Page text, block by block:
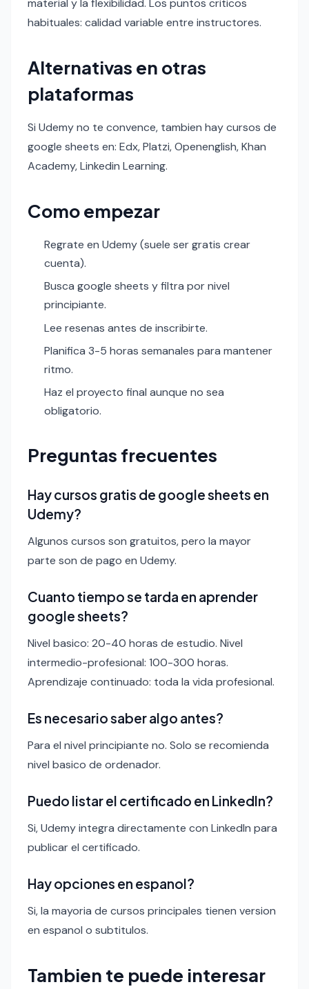
material y la flexibilidad. Los puntos criticos
habituales: calidad variable entre instructores.
Alternativas en otras
plataformas
Si Udemy no te convence, tambien hay cursos de
google sheets en: Edx, Platzi, Openenglish, Khan
Academy, Linkedin Learning.
Como empezar
Regrate en Udemy (suele ser gratis crear
cuenta).
Busca google sheets y filtra por nivel
principiante.
Lee resenas antes de inscribirte.
Planifica 3-5 horas semanales para mantener
ritmo.
Haz el proyecto final aunque no sea
obligatorio.
Preguntas frecuentes
Hay cursos gratis de google sheets en
Udemy?
Algunos cursos son gratuitos, pero la mayor
parte son de pago en Udemy.
Cuanto tiempo se tarda en aprender
google sheets?
Nivel basico: 20-40 horas de estudio. Nivel
intermedio-profesional: 100-300 horas.
Aprendizaje continuado: toda la vida profesional.
Es necesario saber algo antes?
Para el nivel principiante no. Solo se recomienda
nivel basico de ordenador.
Puedo listar el certificado en LinkedIn?
Si, Udemy integra directamente con LinkedIn para
publicar el certificado.
Hay opciones en espanol?
Si, la mayoria de cursos principales tienen version
en espanol o subtitulos.
Tambien te puede interesar